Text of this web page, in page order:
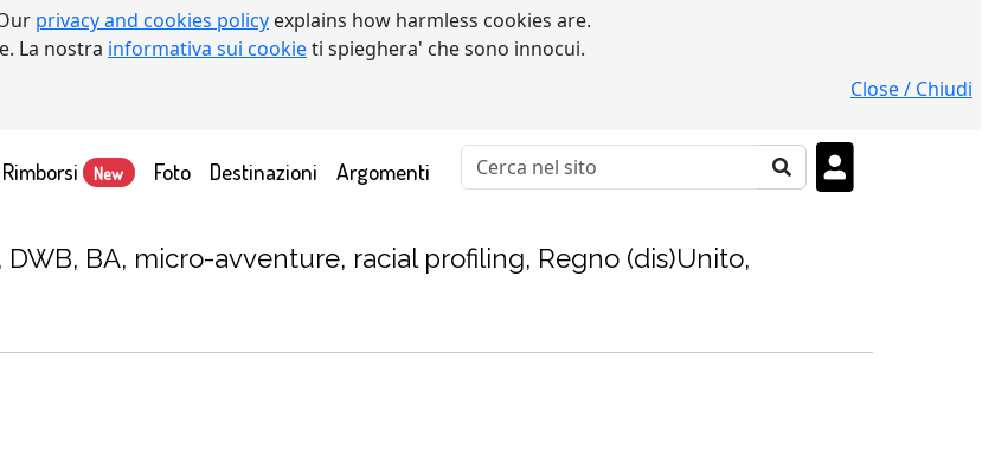
privacy and cookies policy explains how harmless cookies are.
La nostra informativa sui cookieti spieghera' che sono innocui.
Close / Chiudi
Rimborsi New Foto Destinazioni Argomenti
BA, micro-avventure, racial profiling, Regno (dis)Unito,